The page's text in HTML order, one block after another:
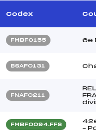
Codex
FMBF0155 6e
BSAF0131
FNAF0211
FMBF0094.FFS
–